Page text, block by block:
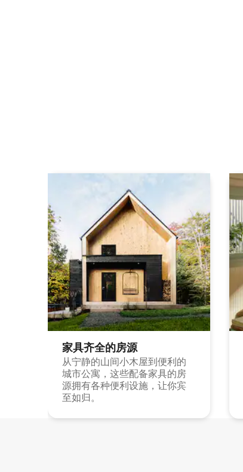
家具齐全的房源
从宁静的山间小木屋到便利的
城市公寓，这些配备家具的房
源拥有各种便利设施，让你宾
至如归。